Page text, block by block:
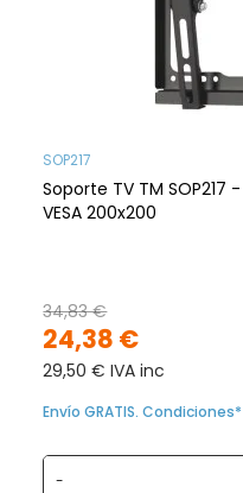
SOP217
Soporte TV TM SOP217
VESA 200x200
24,38 €
34,83 €
29,50 € IVA inc
Envío GRATIS. Condiciones*
-